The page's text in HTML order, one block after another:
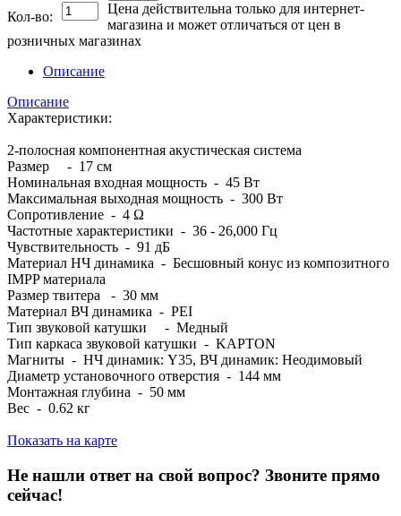
Кол-во:
Цена действительна только для интернет-
магазина и может отличаться от цен в
розничных магазинах
Описание
Описание
Характеристики:
2-полосная компонентная акустическая система
Размер - 17 см
Номинальная входная мощность - 45 Вт
Максимальная выходная мощность - 300 Вт
Сопротивление - 4 Ω
Частотные характеристики - 36 - 26,000 Гц
Чувствительность - 91 дБ
Материал НЧ динамика - Бесшовный конус из композитного
IMPP материала
Размер твитера - 30 мм
Материал ВЧ динамика - PEI
Тип звуковой катушки - Медный
Тип каркаса звуковой катушки - KAPTON
Магниты - НЧ динамик: Y35, ВЧ динамик: Неодимовый
Диаметр установочного отверстия - 144 мм
Монтажная глубина - 50 мм
Вес - 0.62 кг
Показать на карте
Не нашли ответ на свой вопрос? Звоните прямо
сейчас!